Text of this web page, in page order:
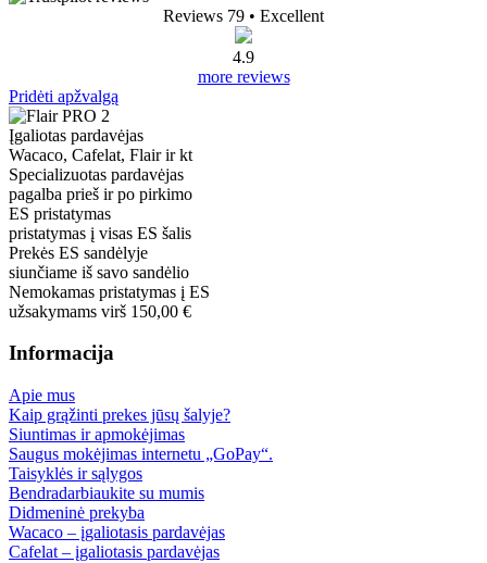
Reviews 79 • Excellent
4.9
more reviews
Pridėti apžvalgą
Įgaliotas pardavėjas
Wacaco, Cafelat, Flair ir kt
Specializuotas pardavėjas
pagalba prieš ir po pirkimo
ES pristatymas
pristatymas į visas ES šalis
Prekės ES sandėlyje
siunčiame iš savo sandėlio
Nemokamas pristatymas į ES
užsakymams virš 150,00 €
Informacija
Apie mus
Kaip grąžinti prekes jūsų šalyje?
Siuntimas ir apmokėjimas
Saugus mokėjimas internetu „GoPay“.
Taisyklės ir sąlygos
Bendradarbiaukite su mumis
Didmeninė prekyba
Wacaco – įgaliotasis pardavėjas
Cafelat – įgaliotasis pardavėjas